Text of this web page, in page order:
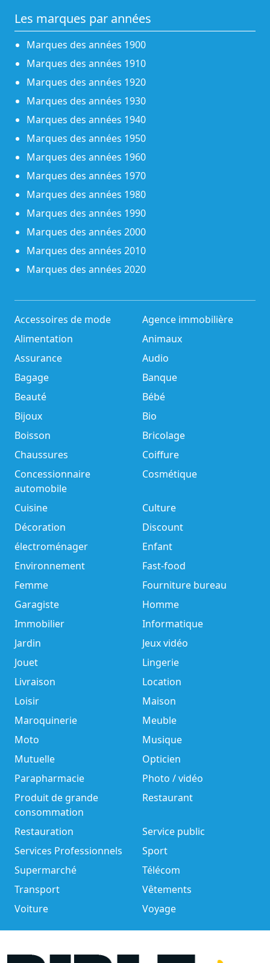
Les marques par années
Marques des années 1900
Marques des années 1910
Marques des années 1920
Marques des années 1930
Marques des années 1940
Marques des années 1950
Marques des années 1960
Marques des années 1970
Marques des années 1980
Marques des années 1990
Marques des années 2000
Marques des années 2010
Marques des années 2020
Accessoires de mode
Agence immobilière
Alimentation
Animaux
Assurance
Audio
Bagage
Banque
Beauté
Bébé
Bijoux
Bio
Boisson
Bricolage
Chaussures
Coiffure
Concessionnaire
automobile
Cosmétique
Cuisine
Culture
Décoration
Discount
électroménager
Enfant
Environnement
Fast-food
Femme
Fourniture bureau
Garagiste
Homme
Immobilier
Informatique
Jardin
Jeux vidéo
Jouet
Lingerie
Livraison
Location
Loisir
Maison
Maroquinerie
Meuble
Moto
Musique
Mutuelle
Opticien
Parapharmacie
Photo / vidéo
Produit de grande
consommation
Restaurant
Restauration
Service public
Services Professionnels
Sport
Supermarché
Télécom
Transport
Vêtements
Voiture
Voyage